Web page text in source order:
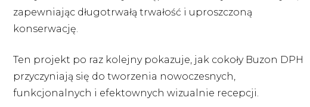
zapewniając długotrwałą trwałość i uproszczoną
konserwację.
Ten projekt po raz kolejny pokazuje, jak cokoły Buzon DPH
przyczyniają się do tworzenia nowoczesnych,
funkcjonalnych i efektownych wizualnie recepcji.